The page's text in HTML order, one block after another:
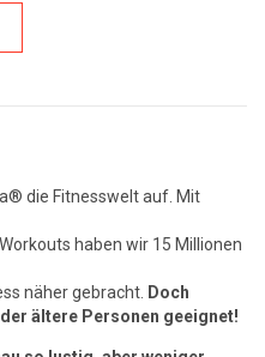
die Fitnesswelt auf. Mit
haben wir 15 Millionen
näher gebracht. Doch
ältere Personen geeignet!